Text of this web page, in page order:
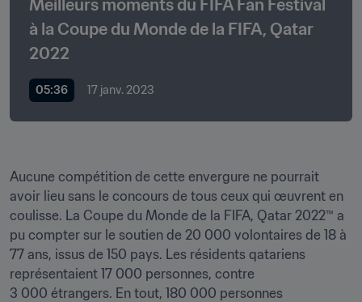
Meilleurs moments du FIFA Fan Festival
à la Coupe du Monde de la FIFA, Qatar
2022
05:36 17 janv. 2023
Aucune compétition de cette envergure ne pourrait
avoir lieu sans le concours de tous ceux qui œuvrent en
coulisse. La Coupe du Monde de la FIFA, Qatar 2022™ a
pu compter sur le soutien de 20 000 volontaires de 18 à
77 ans, issus de 150 pays. Les résidents qatariens
représentaient 17 000 personnes, contre
3 000 étrangers. En tout, 180 000 personnes